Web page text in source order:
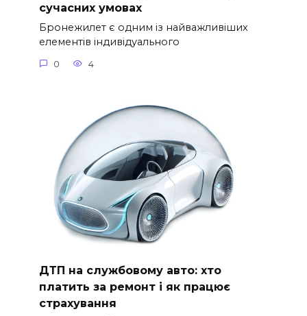
сучасних умовах
Бронежилет є одним із найважливіших
елементів індивідуального
0 4
ДТП на службовому авто: хто
платить за ремонт і як працює
страхування